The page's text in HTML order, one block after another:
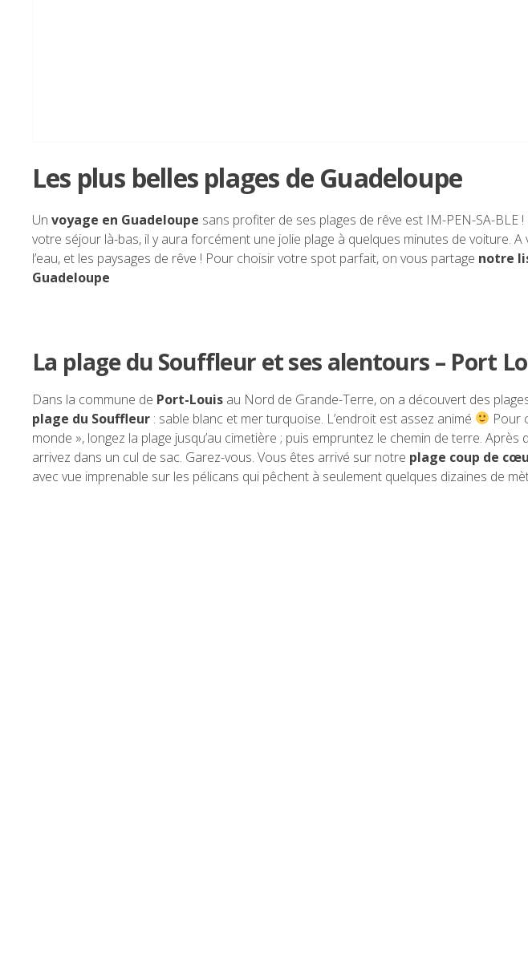
Les plus belles plages de Guadeloupe
Un voyage en Guadeloupe sans profiter de ses plages de rêve est IM-PEN-SA-BLE
votre séjour là-bas, il y aura forcément une jolie plage à quelques minutes de voiture.
l’eau, et les paysages de rêve ! Pour choisir votre spot parfait, on vous partage notre
Guadeloupe
La plage du Souffleur et ses alentours – Port
Dans la commune de Port-Louis au Nord de Grande-Terre, on a découvert des
plage du Souffleur : sable blanc et mer turquoise. L’endroit est assez animé
Pour
monde », longez la plage jusqu’au cimetière ; puis empruntez le chemin de terre.
arrivez dans un cul de sac. Garez-vous. Vous êtes arrivé sur notre plage coup de
avec vue imprenable sur les pélicans qui pêchent à seulement quelques dizaines de